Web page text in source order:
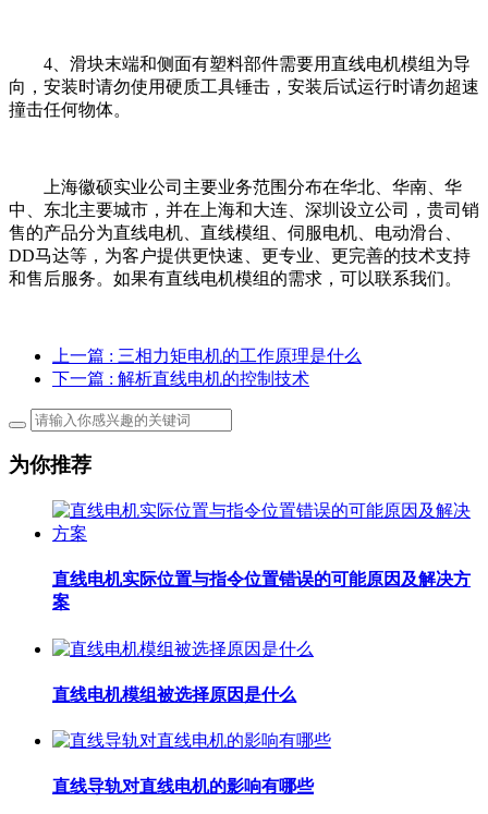
4、滑块末端和侧面有塑料部件需要用直线电机模组为导
向，安装时请勿使用硬质工具锤击，安装后试运行时请勿超速
撞击任何物体。
上海徽硕实业公司主要业务范围分布在华北、华南、华
中、东北主要城市，并在上海和大连、深圳设立公司，贵司销
售的产品分为直线电机、直线模组、伺服电机、电动滑台、
DD马达等，为客户提供更快速、更专业、更完善的技术支持
和售后服务。如果有直线电机模组的需求，可以联系我们。
上一篇 : 三相力矩电机的工作原理是什么
下一篇 : 解析直线电机的控制技术
为你推荐
直线电机实际位置与指令位置错误的可能原因及解决方
案
直线电机模组被选择原因是什么
直线导轨对直线电机的影响有哪些